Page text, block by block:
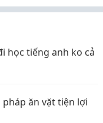
học tiếng anh ko cả
ăn vặt tiện lợi